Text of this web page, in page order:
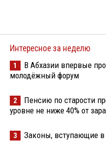
Интересное за неделю
1
В Абхазии впервые
молодёжный форум
2
Пенсию по старости
уровне не ниже 40% от
3 Законы, вступающие в